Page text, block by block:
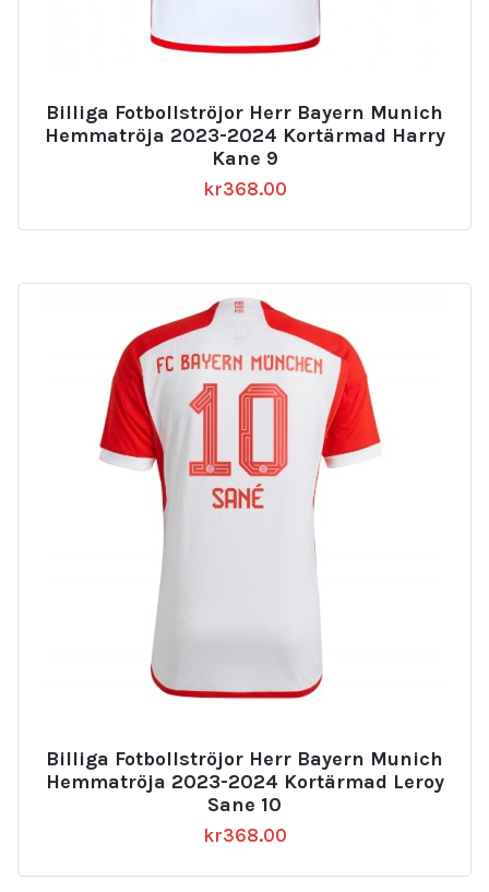
Billiga Fotbollströjor Herr Bayern Munich
Hemmatröja 2023-2024 Kortärmad Harry
Kane 9
kr368.00
Billiga Fotbollströjor Herr Bayern Munich
Hemmatröja 2023-2024 Kortärmad Leroy
Sane 10
kr368.00